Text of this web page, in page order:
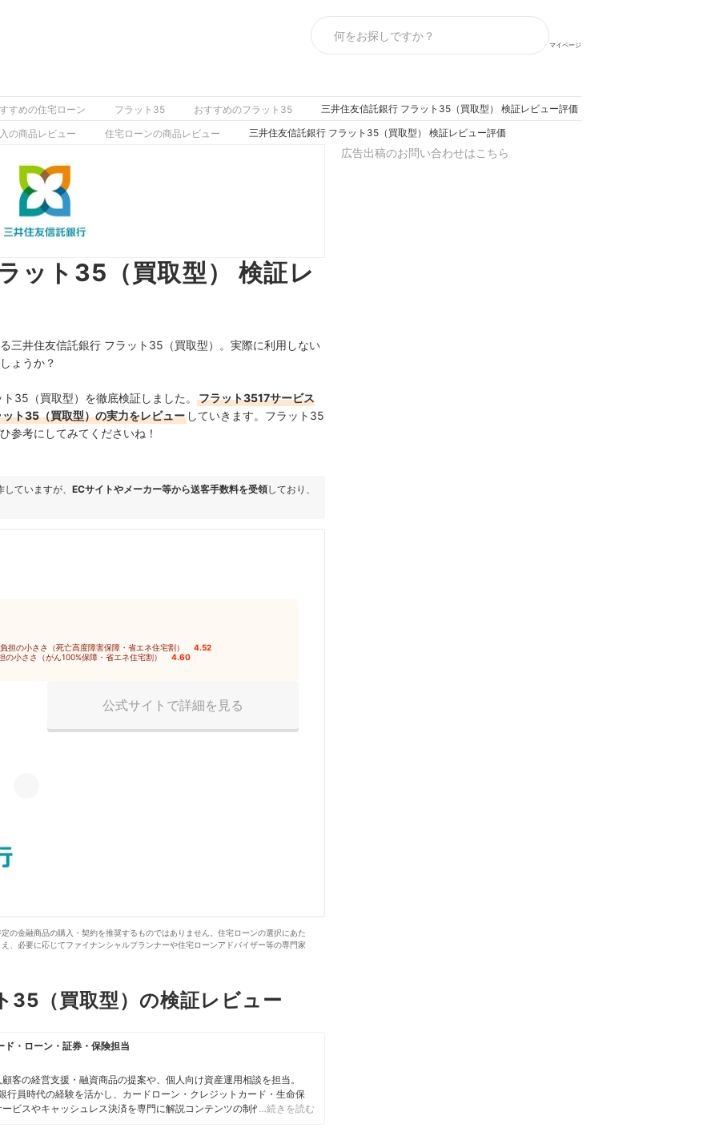
マイページ
すめの住宅ローン フラット35 おすすめのフラット35 三井住友信託銀行 フラット35（買取型） 検証レビュー評価
の商品レビュー 住宅ローンの商品レビュー 三井住友信託銀行 フラット35（買取型） 検証レビュー評価
ット35（買取型） 検証レ
三井住友信託銀行 フラット35（買取型）。実際に利用しない
ょうか？
35（買取型）を徹底検証しました。
フラット3517サービス
ト35（買取型）の実力をレビュー していきます。フラット35
参考にしてみてくださいね！
ていますが、 ECサイトやメーカー等から送客手数料を受領しており、
担の小ささ（死亡高度障害保障・省エネ住宅割） 4.52
の小ささ（がん100%保障・省エネ住宅割） 4.60
公式サイトで詳細を見る
の金融商品の購入・契約を推奨するものではありません。住宅ローンの選択にあた
、必要に応じてファイナンシャルプランナーや住宅ローンアドバイザー等の専門家
35（買取型）の検証レビュー
・ローン・証券・保険担当
客の経営支援・融資商品の提案や、個人向け資産運用相談を担当。
行員時代の経験を活かし、カードローン・クレジットカード・生命保
ビスやキャッシュレス決済を専門に解説コンテンツの制作を統括す
…続きを読む
広告出稿のお問い合わせはこちら